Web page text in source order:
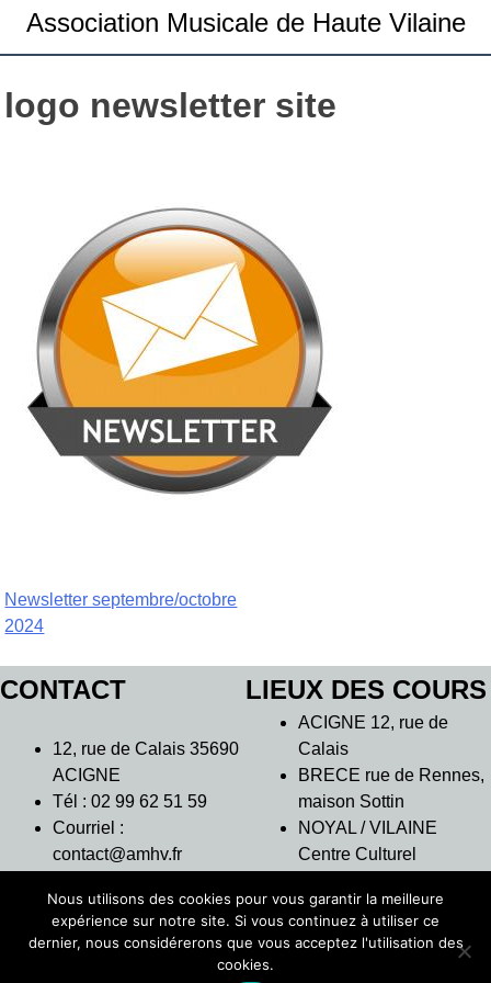
Association Musicale de Haute Vilaine
logo newsletter site
Navigation
l’article
Newsletter septembre/octobre
2024
CONTACT
12, rue de Calais 35690
ACIGNE
Tél : 02 99 62 51 59
Courriel :
contact@amhv.fr
LIEUX DES COURS
ACIGNE 12, rue de
Calais
BRECE rue de Rennes,
maison Sottin
NOYAL / VILAINE
Centre Culturel
THORIGNE
FOUILLARD 7 rue des
Nous utilisons des cookies pour vous garantir la meilleure
expérience sur notre site. Si vous continuez à utiliser ce
dernier, nous considérerons que vous acceptez l'utilisation des
cookies.